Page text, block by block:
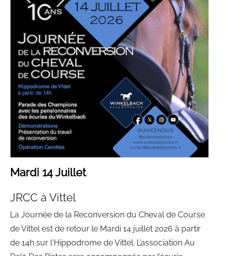
Mardi 14 Juillet
JRCC à Vittel
La Journée de la Reconversion du Cheval de Course
de Vittel est de retour le Mardi 14 juillet 2026 à partir
de 14h sur l'Hippodrome de Vittel. L’association Au